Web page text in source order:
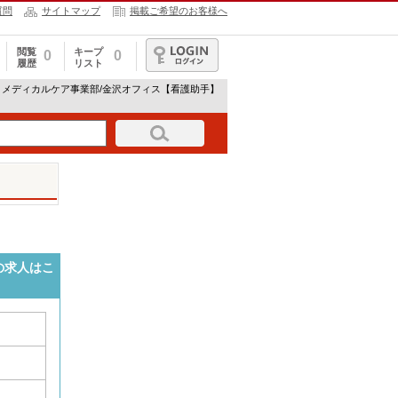
問 サイトマップ 掲載ご希望のお客様へ
閲覧
履歴
0
キープ
リスト
0
ログイン
ィカルケア事業部/金沢オフィス【看護助手】
人はこ